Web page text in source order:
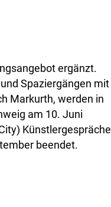
ergänzt.
Spaziergängen mit
Markurth, werden in
am 10. Juni
Künstlergespräche
beendet.